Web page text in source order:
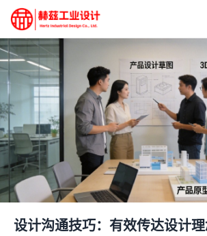
设计沟通技巧：有效传达设计